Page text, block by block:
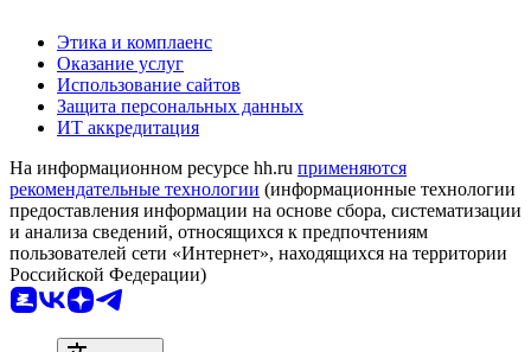
Этика и комплаенс
Оказание услуг
Использование сайтов
Защита персональных данных
ИТ аккредитация
На информационном ресурсе hh.ru применяются
рекомендательные технологии (информационные технологии
предоставления информации на основе сбора, систематизации
и анализа сведений, относящихся к предпочтениям
пользователей сети «Интернет», находящихся на территории
Российской Федерации)